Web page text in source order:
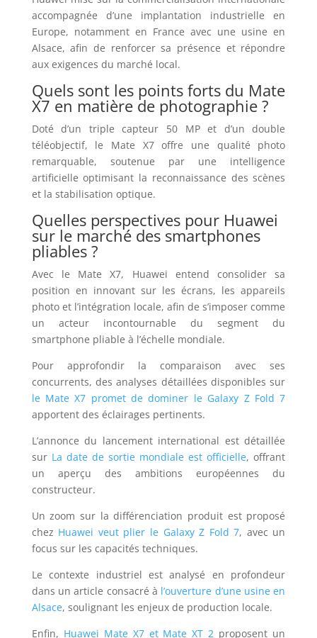
accompagnée d’une implantation industrielle en
Europe, notamment en France avec une usine en
Alsace, afin de renforcer sa présence et répondre
aux exigences du marché local.
Quels sont les points forts du Mate
X7 en matière de photographie ?
Doté d’un triple capteur 50 MP et d’un double
téléobjectif, le Mate X7 offre une qualité photo
remarquable, soutenue par une intelligence
artificielle optimisant la reconnaissance des scènes
et la stabilisation optique.
Quelles perspectives pour Huawei
sur le marché des smartphones
pliables ?
Avec le Mate X7, Huawei entend consolider sa
position en innovant sur les écrans, les appareils
photo et l’intégration locale, afin de s’imposer comme
un acteur incontournable du segment du
smartphone pliable à l’échelle mondiale.
Pour approfondir la comparaison avec ses
concurrents, des analyses détaillées disponibles sur
le Mate X7 promet de dominer le Galaxy Z Fold 7
apportent des éclairages pertinents.
L’annonce du lancement international est détaillée
sur La date de sortie mondiale est officielle, offrant
un aperçu des ambitions européennes du
constructeur.
Un zoom sur la différenciation produit est proposé
chez Huawei veut plier le Galaxy Z Fold 7, avec un
focus sur les capacités techniques.
Le contexte industriel est analysé en profondeur
dans un article consacré à l’ouverture d’une usine en
Alsace, soulignant les enjeux de production locale.
Enfin, Huawei Mate X7 et Mate XT 2 proposent un